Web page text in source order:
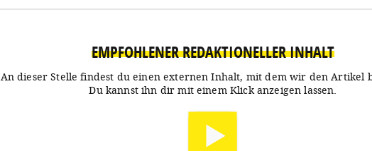
EMPFOHLENER REDAKTIONELLER INHALT
An dieser Stelle findest du einen externen Inhalt, mit dem wir den Artikel
Du kannst ihn dir mit einem Klick anzeigen lassen.